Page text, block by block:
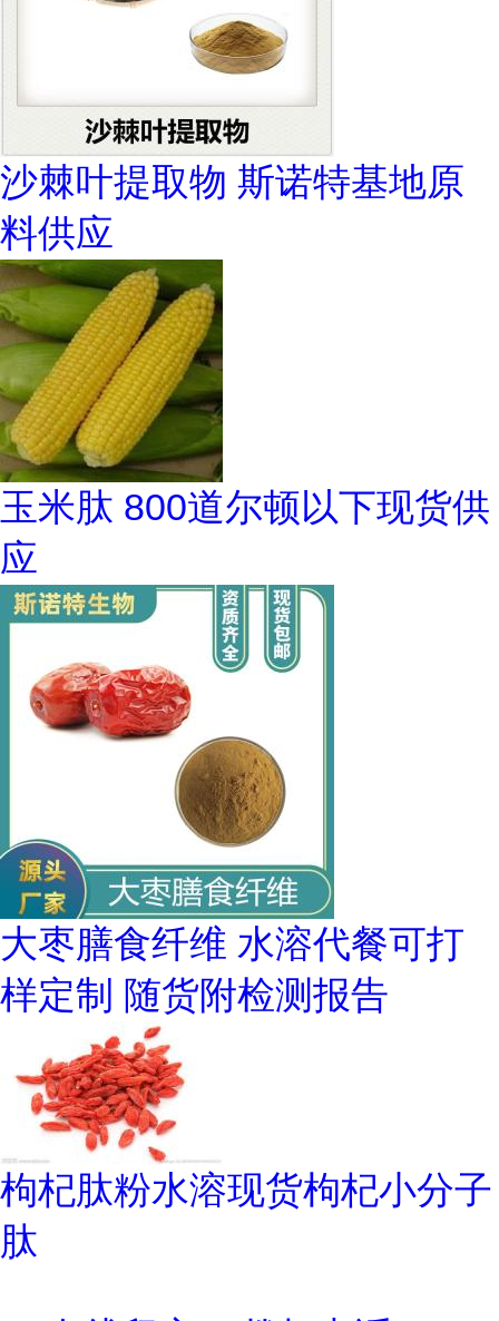
沙棘叶提取物 斯诺特基地原
料供应
玉米肽 800道尔顿以下现货供
应
大枣膳食纤维 水溶代餐可打
样定制 随货附检测报告
枸杞肽粉水溶现货枸杞小分子
肽